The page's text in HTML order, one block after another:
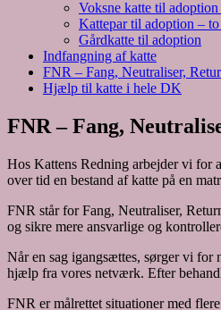
Voksne katte til
Kattepar til adoption –
Gårdkatte til adoption
Indfangning af katte
FNR – Fang, Neutraliser,
Hjælp til katte i hele DK
FNR – Fang,
Hos Kattens Redning arbejder vi for
over tid en bestand af katte på en
FNR står for Fang, Neutraliser,
og sikre mere ansvarlige og
Når en sag igangsættes, sørger vi for
hjælp fra vores netværk. Efter
FNR er målrettet situationer med